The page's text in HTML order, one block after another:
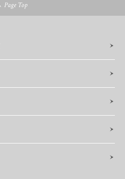
Page Top